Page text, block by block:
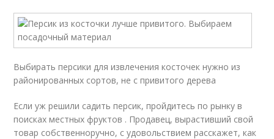
Выбирать персики для извлечения косточек нужно из
районированных сортов, не с привитого дерева
Если уж решили садить персик, пройдитесь по рынку в
поисках местных фруктов . Продавец, вырастивший свой
товар собственноручно, с удовольствием расскажет, как